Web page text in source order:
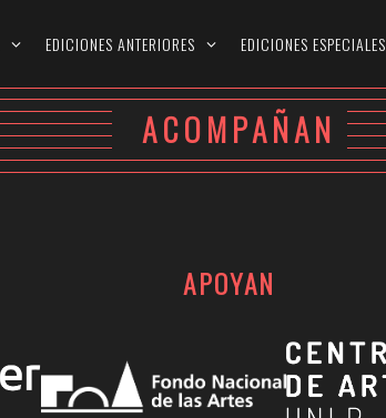
EDICIONES ANTERIORES EDICIONES ESPECIALES
ACOMPAÑAN
APOYAN